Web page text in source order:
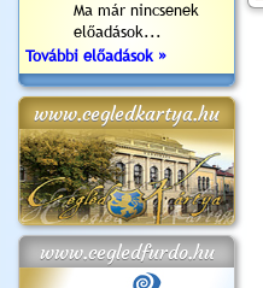
Ma már nincsenek
előadások...
További előadások »
www.cegledkartya.hu
www.cegledfurdo.hu